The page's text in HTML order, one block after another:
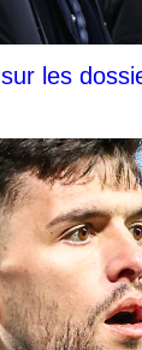
les